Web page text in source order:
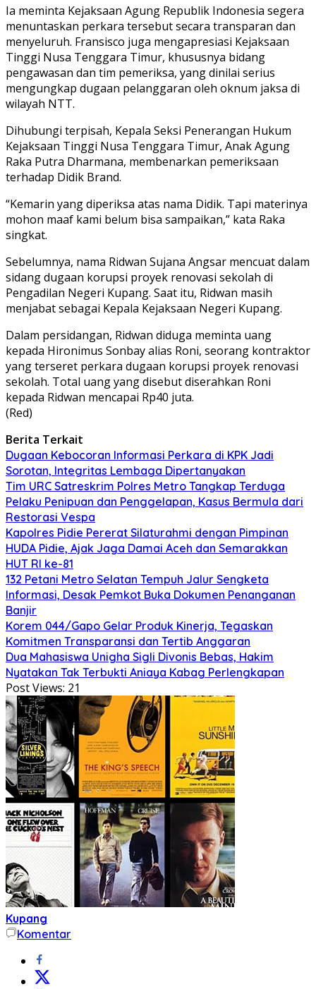
Ia meminta Kejaksaan Agung Republik Indonesia segera
menuntaskan perkara tersebut secara transparan dan
menyeluruh. Fransisco juga mengapresiasi Kejaksaan
Tinggi Nusa Tenggara Timur, khususnya bidang
pengawasan dan tim pemeriksa, yang dinilai serius
mengungkap dugaan pelanggaran oleh oknum jaksa di
wilayah NTT.
Dihubungi terpisah, Kepala Seksi Penerangan Hukum
Kejaksaan Tinggi Nusa Tenggara Timur, Anak Agung
Raka Putra Dharmana, membenarkan pemeriksaan
terhadap Didik Brand.
“Kemarin yang diperiksa atas nama Didik. Tapi materinya
mohon maaf kami belum bisa sampaikan,” kata Raka
singkat.
Sebelumnya, nama Ridwan Sujana Angsar mencuat dalam
sidang dugaan korupsi proyek renovasi sekolah di
Pengadilan Negeri Kupang. Saat itu, Ridwan masih
menjabat sebagai Kepala Kejaksaan Negeri Kupang.
Dalam persidangan, Ridwan diduga meminta uang
kepada Hironimus Sonbay alias Roni, seorang kontraktor
yang terseret perkara dugaan korupsi proyek renovasi
sekolah. Total uang yang disebut diserahkan Roni
kepada Ridwan mencapai Rp40 juta.
(Red)
Berita Terkait
Dugaan Kebocoran Informasi Perkara di KPK Jadi
Sorotan, Integritas Lembaga Dipertanyakan
Tim URC Satreskrim Polres Metro Tangkap Terduga
Pelaku Penipuan dan Penggelapan, Kasus Bermula dari
Restorasi Vespa
Kapolres Pidie Pererat Silaturahmi dengan Pimpinan
HUDA Pidie, Ajak Jaga Damai Aceh dan Semarakkan
HUT RI ke-81
132 Petani Metro Selatan Tempuh Jalur Sengketa
Informasi, Desak Pemkot Buka Dokumen Penanganan
Banjir
Korem 044/Gapo Gelar Produk Kinerja, Tegaskan
Komitmen Transparansi dan Tertib Anggaran
Dua Mahasiswa Unigha Sigli Divonis Bebas, Hakim
Nyatakan Tak Terbukti Aniaya Kabag Perlengkapan
Post Views: 21
Kupang
Komentar